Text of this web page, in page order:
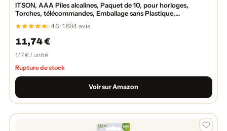
ITSON, AAA Piles alcalines, Paquet de 10, pour horloges,
Torches, télécommandes, Emballage sans Plastique,
4,6 · 1 684 avis
11,74 €
1,17 € / unité
Rupture de stock
Voir sur Amazon